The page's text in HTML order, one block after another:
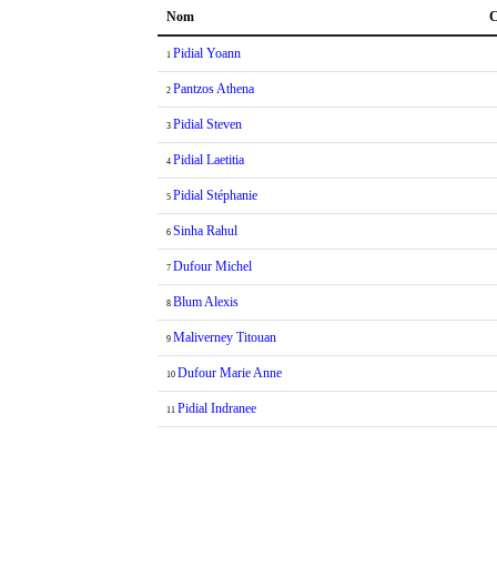
Nom
1 Pidial Yoann
2 Pantzos Athena
3 Pidial Steven
4 Pidial Laetitia
5 Pidial Stéphanie
6 Sinha Rahul
7 Dufour Michel
8 Blum Alexis
9 Maliverney Titouan
10 Dufour Marie Anne
11 Pidial Indranee